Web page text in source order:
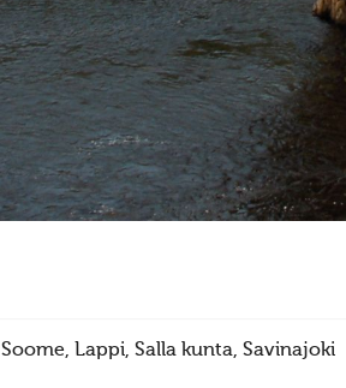
Soome, Lappi, Salla kunta, Savinajoki